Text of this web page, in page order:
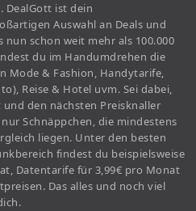
DealGott ist dein
Auswahl an Deals und
nun schon weit mehr als 100.000
du im Handumdrehen die
Mode & Fashion, Handytarife,
Reise & Hotel uvm. Sei dabei,
den nächsten Preisknaller
Schnäppchen, die mindestens
liegen. Unter den besten
findest du beispielsweise
Datentarife für 3,99€ pro Monat
Das alles und noch viel